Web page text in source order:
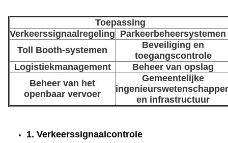
Toepassing
Verkeerssignaalregeling Parkeerbeheersystemen
Toll Booth-systemen
Beveiliging en
toegangscontrole
Logistiekmanagement
Beheer van opslag
Beheer van het
openbaar vervoer
Gemeentelijke
en infrastructuur
1. Verkeerssignaalcontrole